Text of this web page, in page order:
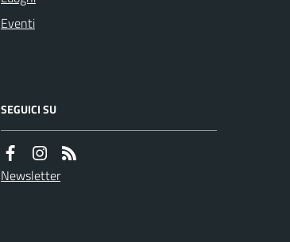
Eventi
SEGUICI SU
Newsletter